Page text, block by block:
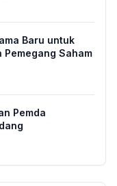
Baru untuk
Pemegang Saham
Pemda